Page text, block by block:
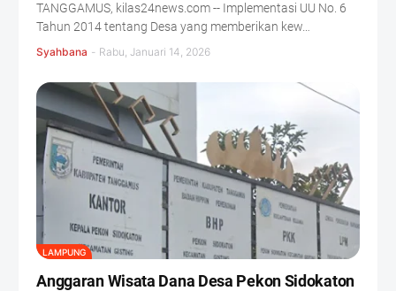
TANGGAMUS, kilas24news.com -- Implementasi UU No. 6
Tahun 2014 tentang Desa yang memberikan kew…
Syahbana - Rabu, Januari 14, 2026
LAMPUNG
Anggaran Wisata Dana Desa Pekon Sidokaton